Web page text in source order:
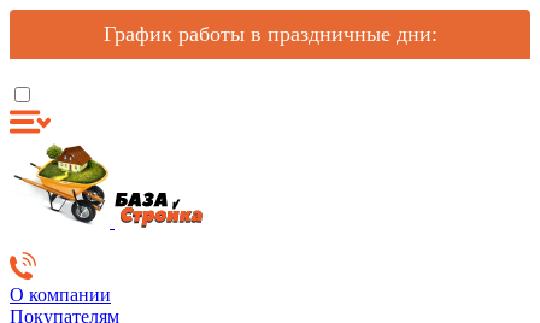
График работы в праздничные дни:
О компании
Покупателям